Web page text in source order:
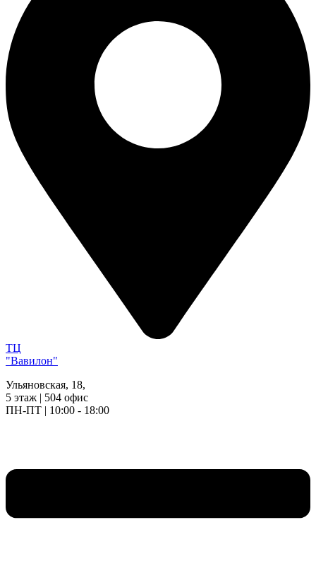
ТЦ
"Вавилон"
Ульяновская, 18,
5 этаж | 504 офис
ПН-ПТ | 10:00 - 18:00